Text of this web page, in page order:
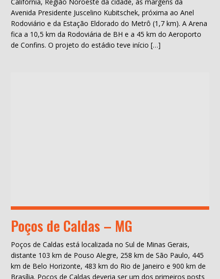
Califórnia, Região Noroeste da cidade, às margens da
Avenida Presidente Juscelino Kubitschek, próxima ao Anel
Rodoviário e da Estação Eldorado do Metrô (1,7 km). A Arena
fica a 10,5 km da Rodoviária de BH e a 45 km do Aeroporto
de Confins. O projeto do estádio teve início […]
Poços de Caldas – MG
Poços de Caldas está localizada no Sul de Minas Gerais,
distante 103 km de Pouso Alegre, 258 km de São Paulo, 445
km de Belo Horizonte, 483 km do Rio de Janeiro e 900 km de
Brasília. Poços de Caldas deveria ser um dos primeiros posts